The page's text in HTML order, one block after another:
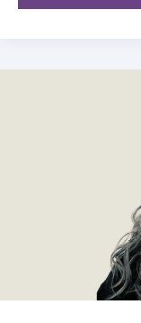
aivot,